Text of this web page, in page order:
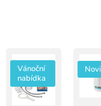
Vánoční
nabídka